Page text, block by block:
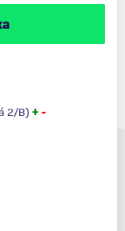
2/B) + -